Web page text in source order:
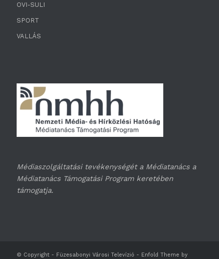
OVI-SULI
SPORT
VALLÁS
Médiaszolgáltatási tevékenységét a Médiatanács a
Médiatanács Támogatási Program keretében
támogatja.
© Copyright - Füzesabonyi Városi Televízió - Enfold Theme by